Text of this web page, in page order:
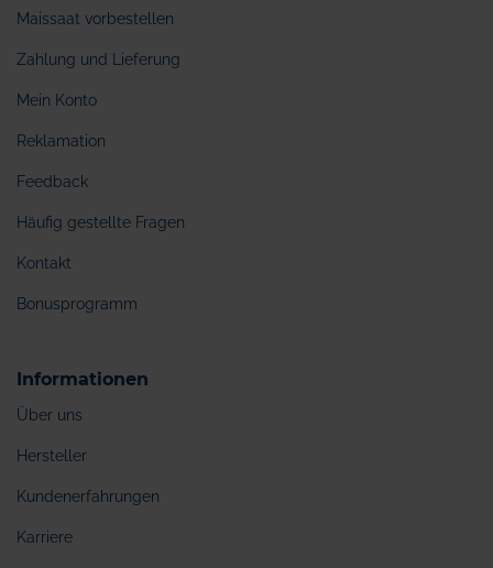
Maissaat vorbestellen
Zahlung und Lieferung
Mein Konto
Reklamation
Feedback
Häufig gestellte Fragen
Kontakt
Bonusprogramm
Informationen
Über uns
Hersteller
Kundenerfahrungen
Karriere